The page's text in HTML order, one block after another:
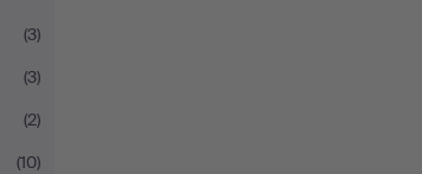
(3)
(3)
(2)
(10)